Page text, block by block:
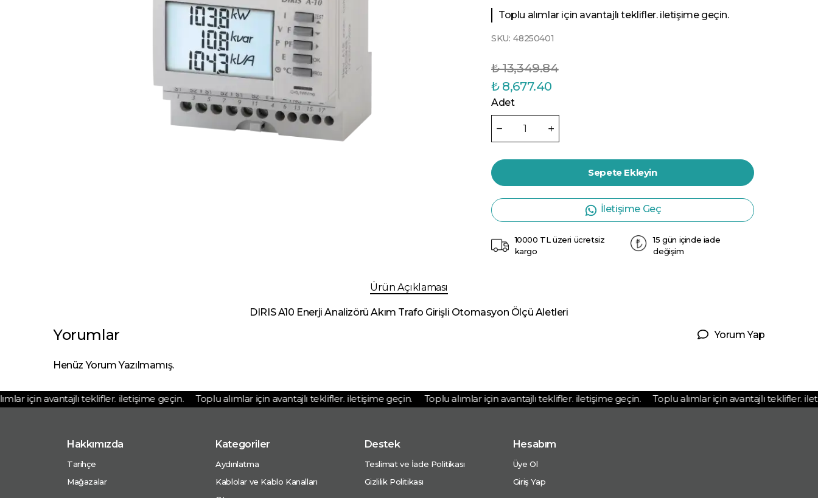
Toplu alımlar için avantajlı teklifler. iletişime geçin.
SKU: 48250401
₺ 13,349.84
₺ 8,677.40
Adet
Sepete Ekleyin
İletişime Geç
10000 TL üzeri ücretsiz
kargo
15 gün içinde iade
değişim
Ürün Açıklaması
DIRIS A10 Enerji Analizörü Akım Trafo Girişli Otomasyon Ölçü Aletleri
Yorumlar Yorum Yap
Henüz Yorum Yazılmamış.
için avantajlı teklifler. iletişime geçin. Toplu alımlar için avantajlı teklifler. iletişime geçin. Toplu alımlar için avantajlı teklifler. iletişime geçin. Toplu alımlar için avantajlı teklifler.
Hakkımızda
Tarihçe
Mağazalar
Kategoriler
Aydınlatma
Kablolar ve Kablo Kanalları
Destek
Teslimat ve İade Politikası
Gizlilik Politikası
Hesabım
Üye Ol
Giriş Yap